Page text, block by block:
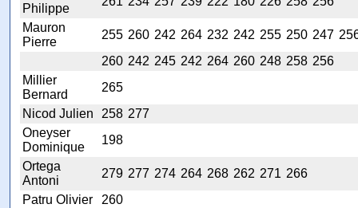
Philippe
Mauron
Pierre
255 260 242 264 232 242 255 250 247
260 242 245 242 264 260 248 258 256
Millier
Bernard
265
Nicod Julien
258 277
Oneyser
Dominique
198
Ortega
Antoni
279 277 274 264 268 262 271 266
Patru Olivier
260